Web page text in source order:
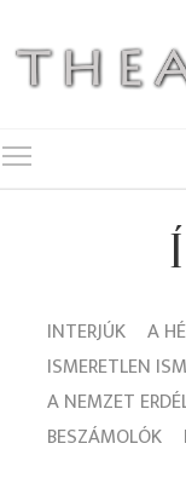
INTERJÚK A
ISMERETLEN
A NEMZET
BESZÁMOLÓK